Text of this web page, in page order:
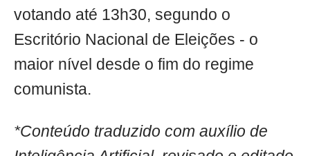
votando até 13h30, segundo o
Escritório Nacional de Eleições - o
maior nível desde o fim do regime
comunista.
*Conteúdo traduzido com auxílio de